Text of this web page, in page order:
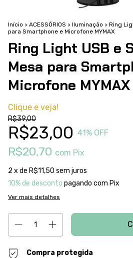
Início > ACESSÓRIOS > Iluminação > Ring
para Smartphone e Microfone MYMAX
Ring Light USB e
Mesa para
Microfone MYMAX
Clique e veja!
R$39,00
R$23,00 41 % OFF
R$20,70 com Pix
2 x de R$11,50 sem juros
10% de desconto pagando com Pix
Ver mais detalhes
Compra protegida